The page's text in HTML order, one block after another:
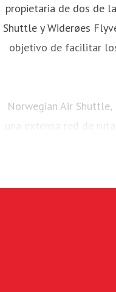
propietaria de dos de
Shuttle y Widerøes
objetivo de facilitar
Norwegian Air
una extensa red de
europeos. En
mantuvo